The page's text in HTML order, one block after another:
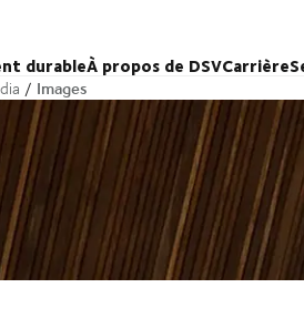
durableÀ propos de DSVCarrière
Images